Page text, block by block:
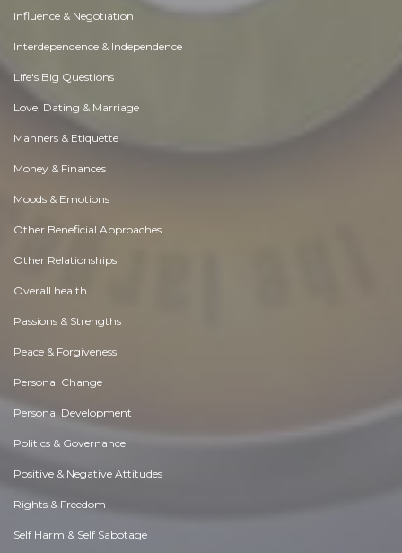
Influence & Negotiation
Interdependence & Independence
Life's Big Questions
Love, Dating & Marriage
Manners & Etiquette
Money & Finances
Moods & Emotions
Other Beneficial Approaches
Other Relationships
Overall health
Passions & Strengths
Peace & Forgiveness
Personal Change
Personal Development
Politics & Governance
Positive & Negative Attitudes
Rights & Freedom
Self Harm & Self Sabotage